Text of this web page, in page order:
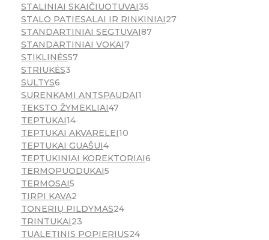
STALINIAI SKAIČIUOTUVAI35
STALO PATIESALAI IR RINKINIAI27
STANDARTINIAI SEGTUVAI87
STANDARTINIAI VOKAI7
STIKLINĖS57
STRIUKĖS3
SULTYS6
SURENKAMI ANTSPAUDAI1
TEKSTO ŽYMEKLIAI47
TEPTUKAI14
TEPTUKAI AKVARELEI10
TEPTUKAI GUAŠUI4
TEPTUKINIAI KOREKTORIAI6
TERMOPUODUKAI5
TERMOSAI5
TIRPI KAVA2
TONERIŲ PILDYMAS24
TRINTUKAI23
TUALETINIS POPIERIUS24